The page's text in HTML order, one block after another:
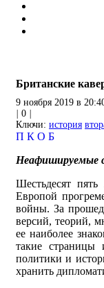
Британские
9 ноября 2019 в
0
Ключи: история
П К О Б
Неафишируемые
Шестьдесят
Европой
войны. За
версий, теорий,
ее наиболее
такие страницы
политики и
хранить